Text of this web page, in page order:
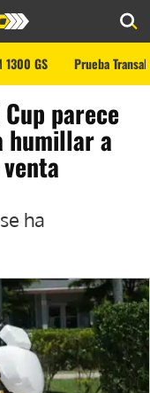
1300 GS Prueba
parece
humillar a
ha